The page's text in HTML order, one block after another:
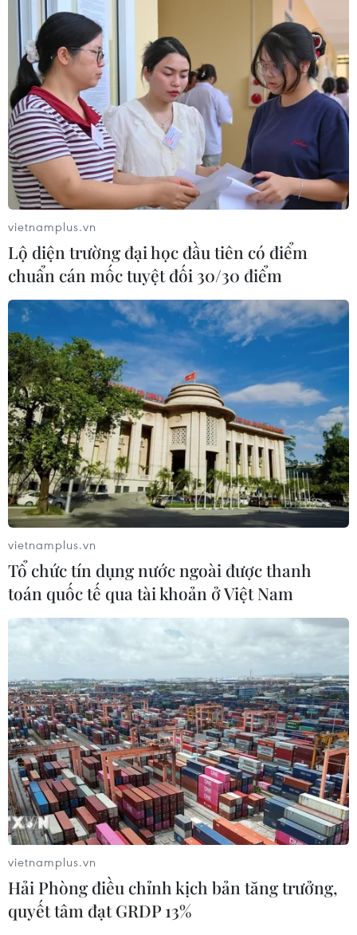
vietnamplus.vn
Lộ diện trường đại học đầu tiên có điểm
chuẩn cán mốc tuyệt đối 30/30 điểm
vietnamplus.vn
Tổ chức tín dụng nước ngoài được thanh
toán quốc tế qua tài khoản ở Việt Nam
vietnamplus.vn
Hải Phòng điều chỉnh kịch bản tăng trưởng,
quyết tâm đạt GRDP 13%